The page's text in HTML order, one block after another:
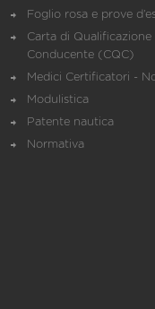
Foglio rosa e prove
Carta di Qualificazione
Conducente (CQC)
Medici Certificatori -
Modulistica
Patente nautica
Normativa